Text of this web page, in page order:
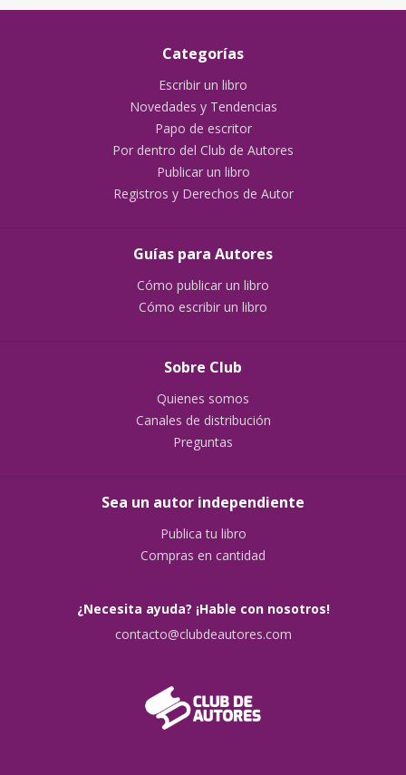
Categorías
Escribir un libro
Novedades y Tendencias
Papo de escritor
Por dentro del Club de Autores
Publicar un libro
Registros y Derechos de Autor
Guías para Autores
Cómo publicar un libro
Cómo escribir un libro
Sobre Club
Quienes somos
Canales de distribución
Preguntas
Sea un autor independiente
Publica tu libro
Compras en cantidad
¿Necesita ayuda? ¡Hable con nosotros!
contacto@clubdeautores.com